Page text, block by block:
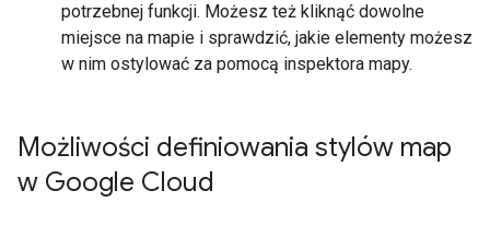
potrzebnej funkcji. Możesz też kliknąć dowolne
miejsce na mapie i sprawdzić, jakie elementy możesz
w nim ostylować za pomocą inspektora mapy.
Możliwości definiowania stylów map
w Google Cloud